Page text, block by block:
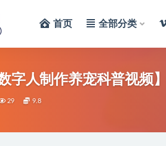
首页 全部分类
字人制作养宠科普视频
29 9.8